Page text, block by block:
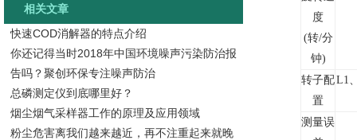
度
(转/分
钟)
转子配
置
L1
测量误
相关文章
快速COD消解器的特点介绍
你还记得当时2018年中国环境噪声污染防治报
告吗？聚创环保专注噪声防治
总磷测定仪到底哪里好？
烟尘烟气采样器工作的原理及应用领域
粉尘危害离我们越来越近，再不注重起来就晚